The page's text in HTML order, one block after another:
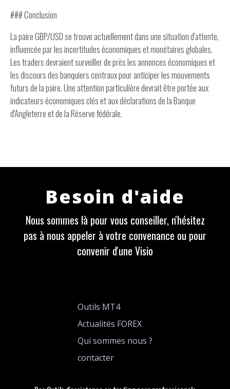
### Conclusion
La paire GBP/USD se trouve actuellement dans une situation d'attente,
influencée par les incertitudes économiques et monétaires globales.
Les traders devraient surveiller de près les annonces économiques et
les discours des banquiers centraux pour anticiper les mouvements
futurs de la paire. Une attention particulière devrait être portée aux
indicateurs économiques clés et aux déclarations de la Banque
d'Angleterre et de la Réserve fédérale.
Besoin d'aide
Nous sommes là pour vous conseiller, n'hésitez
pas à nous appeler à votre convenance ou pour
convenir d'une Visio
Outils MT4
Actualités FOREX
Qui sommes nous ?
contacter